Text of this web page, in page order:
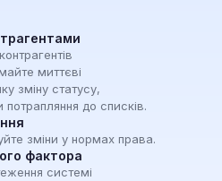
миттєві
зміну статусу,
до списків.
зміни у нормах права.
фактора
системі